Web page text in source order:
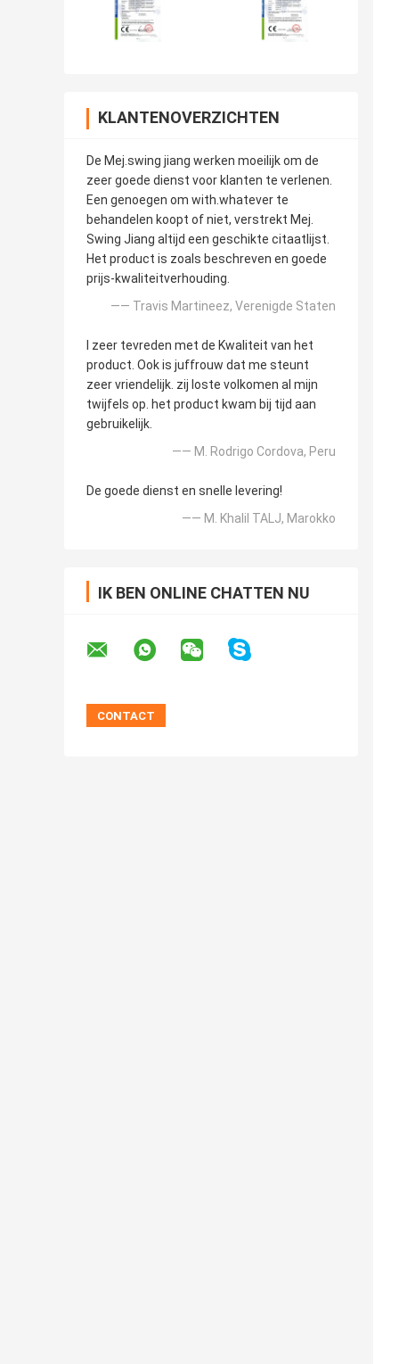
KLANTENOVERZICHTEN
De Mej.swing jiang werken moeilijk om de
zeer goede dienst voor klanten te verlenen.
Een genoegen om with.whatever te
behandelen koopt of niet, verstrekt Mej.
Swing Jiang altijd een geschikte citaatlijst.
Het product is zoals beschreven en goede
prijs-kwaliteitverhouding.
—— Travis Martineez, Verenigde Staten
I zeer tevreden met de Kwaliteit van het
product. Ook is juffrouw dat me steunt
zeer vriendelijk. zij loste volkomen al mijn
twijfels op. het product kwam bij tijd aan
gebruikelijk.
—— M. Rodrigo Cordova, Peru
De goede dienst en snelle levering!
—— M. Khalil TALJ, Marokko
IK BEN ONLINE CHATTEN NU